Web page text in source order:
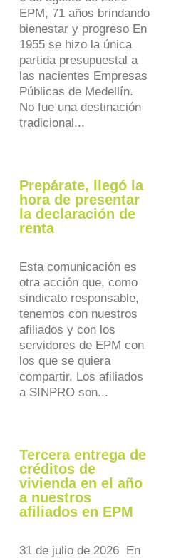
EPM, 71 años brindando
bienestar y progreso En
1955 se hizo la única
partida presupuestal a
las nacientes Empresas
Públicas de Medellín.
No fue una destinación
tradicional...
Prepárate, llegó la
hora de presentar
la declaración de
renta
Esta comunicación es
otra acción que, como
sindicato responsable,
tenemos con nuestros
afiliados y con los
servidores de EPM con
los que se quiera
compartir. Los afiliados
a SINPRO son...
Tercera entrega de
créditos de
vivienda en el año
a nuestros
afiliados en EPM
31 de julio de 2026 En